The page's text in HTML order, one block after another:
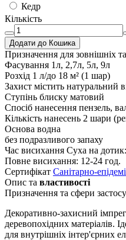
Кедр
Кількість
Додати до Кошика
Призначення для зовнішніх
Фасування 1л, 2,7л, 5л, 9л
Розхід 1 л/до 18 м² (1 шар)
Захист містить натуральний
Ступінь блиску матовий
Спосіб нанесення пензель,
Кількість нанесень 2 шари
Основа водна
без подразливого запаху
Час висихання Суха на
Повне висихання: 12-24 год.
Сертифікат Санітарно-
Опис та властивості
Призначення та сфери
Декоративно-захисний
деревопохідних матеріалів.
для внутрішніх інтер'єрних